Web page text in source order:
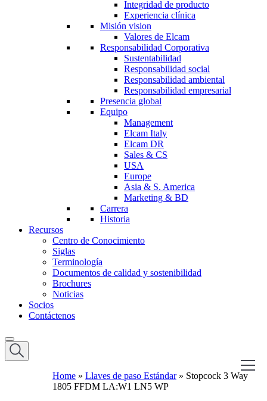
Integridad de producto
Experiencia clínica
Misión vision
Valores de Elcam
Responsabilidad Corporativa
Sustentabilidad
Responsabilidad social
Responsabilidad ambiental
Responsabilidad empresarial
Presencia global
Equipo
Management
Elcam Italy
Elcam DR
Sales & CS
USA
Europe
Asia & S. America
Marketing & BD
Carrera
Historia
Recursos
Centro de Conocimiento
Siglas
Terminología
Documentos de calidad y sostenibilidad
Brochures
Noticias
Socios
Contáctenos
Home » Llaves de paso Estándar» Stopcock 3 Way
1805 FFDM LA:W1 LN5 WP